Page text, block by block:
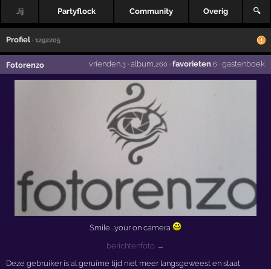
Jij Partyflock Community Overig 🔍
Profiel · 1292205
Fotorenzo vrienden,3· album ,260 · favorieten ,6 · gastenboek
Smile....your on camera
berichtenfoto →
Deze gebruiker is al geruime tijd niet meer langsgeweest en staat